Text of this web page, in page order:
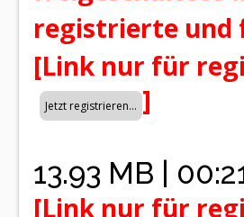
registrierte und
[Link nur für
]
13.93 MB |
[Link nur für